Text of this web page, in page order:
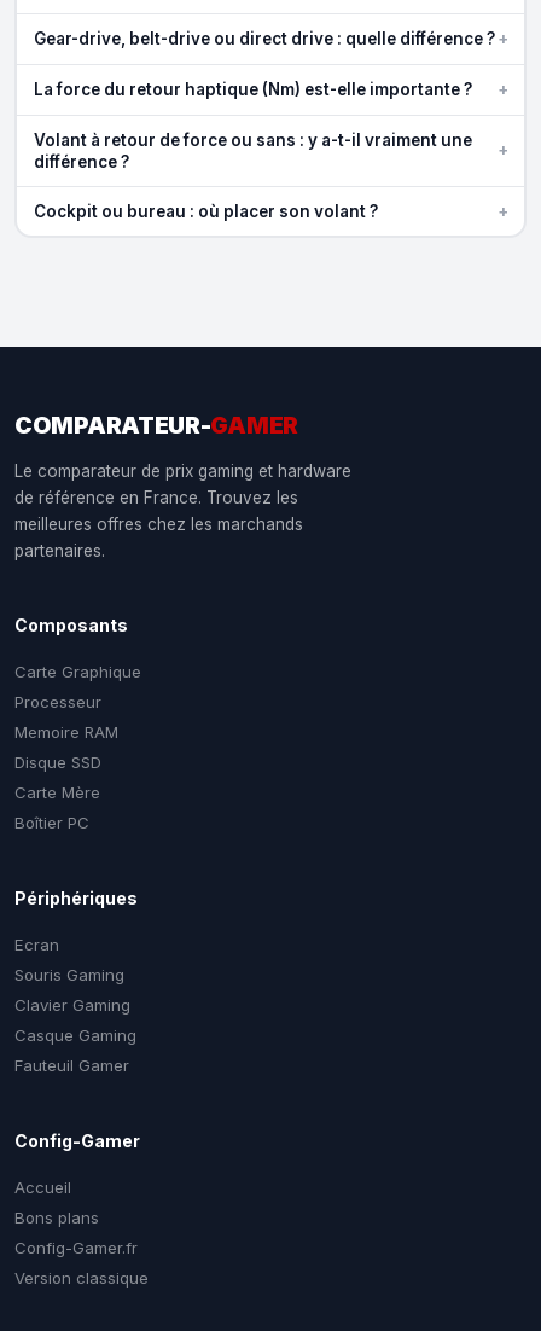
Gear-drive, belt-drive ou direct drive : quelle différence ? +
La force du retour haptique (Nm) est-elle importante ? +
Volant à retour de force ou sans : y a-t-il vraiment une
différence ?
+
Cockpit ou bureau : où placer son volant ? +
COMPARATEUR-GAMER
Le comparateur de prix gaming et hardware
de référence en France. Trouvez les
meilleures offres chez les marchands
partenaires.
Composants
Carte Graphique
Processeur
Memoire RAM
Disque SSD
Carte Mère
Boîtier PC
Périphériques
Ecran
Souris Gaming
Clavier Gaming
Casque Gaming
Fauteuil Gamer
Config-Gamer
Accueil
Bons plans
Config-Gamer.fr
Version classique